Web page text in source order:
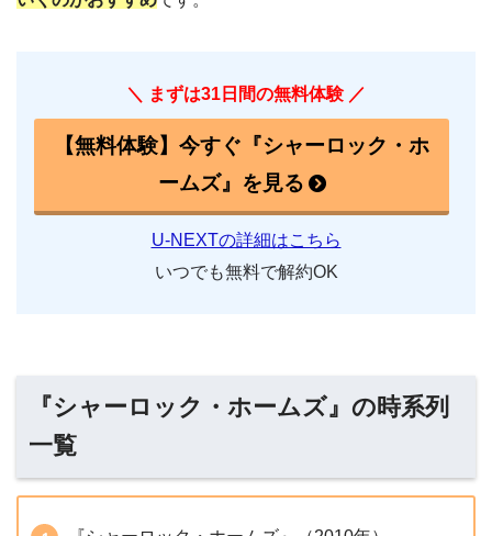
＼ まずは31日間の無料体験 ／
【無料体験】今すぐ『シャーロック・ホ
ームズ』を見る
U-NEXTの詳細はこちら
いつでも無料で解約OK
『シャーロック・ホームズ』の時系列
一覧